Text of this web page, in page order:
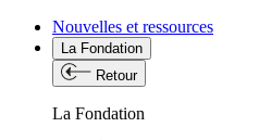
Nouvelles et ressources
La Fondation
Retour
La Fondation